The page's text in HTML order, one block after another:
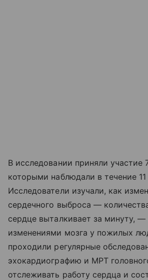
В исследовании приняли участие
которыми наблюдали в течение 11
Исследователи изучали, как
сердечного выброса —
сердце выталкивает за минуту, —
изменениями мозга у пожилых
проходили регулярные
эхокардиографию и МРТ
отслеживать работу сердца и